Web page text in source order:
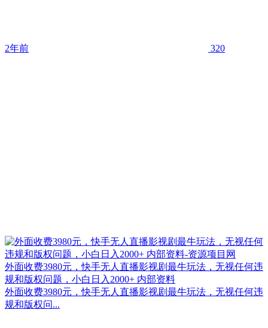
2年前 320
外面收费3980元，快手无人直播影视剧最牛玩法，无视任何违
规和版权问题，小白日入2000+ 内部资料
外面收费3980元，快手无人直播影视剧最牛玩法，无视任何违
规和版权问...